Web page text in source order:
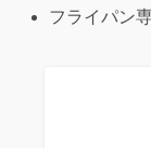
フライパン